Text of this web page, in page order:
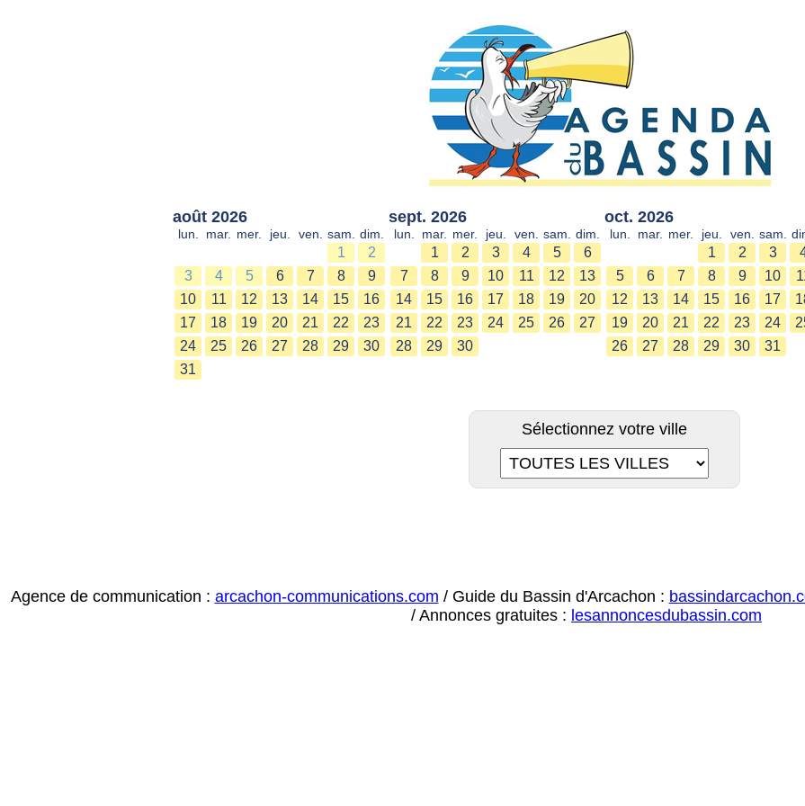
août 2026
lun. mar. mer. jeu. ven. sam. dim.
1
2
3
4 5 6 7 8
9
10
11 12 13 14 15
16
17
18 19 20 21 22
23
24
25 26 27 28 29
30
31
sept. 2026
lun. mar. mer. jeu. ven. sam. dim.
1 2 3 4 5
6
7
8 9 10 11 12
13
14
15 16 17 18 19
20
21
22 23 24 25 26
27
28
29 30
oct. 2026
lun. mar. mer. jeu. ven. sam.
1 2 3
5
6 7 8 9 10
12
13 14 15 16 17
19
20 21 22 23 24
26
27 28 29 30 31
Sélectionnez votre ville
Agence de communication : arcachon-communications.com / Guide du Bassin d'Arcachon :
/ Annonces gratuites : lesannoncesdubassin.com